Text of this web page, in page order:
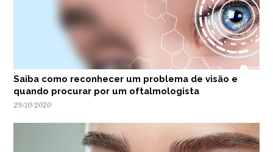
Saiba como reconhecer um problema de visão e
quando procurar por um oftalmologista
29/10/2020